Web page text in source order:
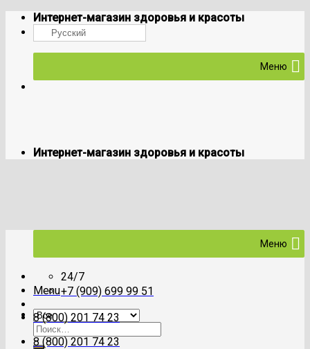
Skip
content
Интернет-магазин здоровья и красоты
Русский
Меню
Интернет-магазин здоровья и красоты
Menu
Искать:
Меню
24/7
+7 (909) 699 99 51
8 (800) 201 74 23
8 (800) 201 74 23